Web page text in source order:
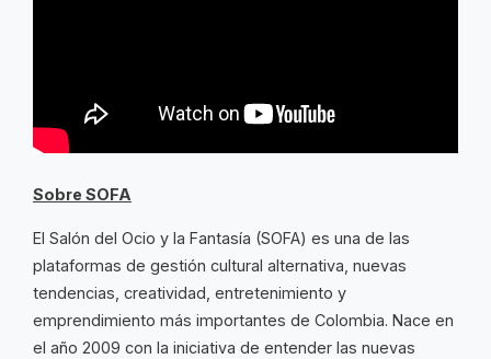
Sobre SOFA
El Salón del Ocio y la Fantasía (SOFA) es una de las
plataformas de gestión cultural alternativa, nuevas
tendencias, creatividad, entretenimiento y
emprendimiento más importantes de Colombia. Nace en
el año 2009 con la iniciativa de entender las nuevas